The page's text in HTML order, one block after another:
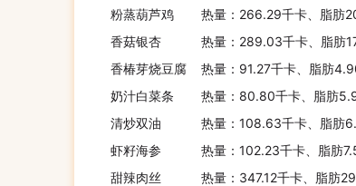
粉蒸葫芦鸡
热量：266.29千卡、脂肪
香菇银杏
热量：289.03千卡、脂肪
香椿芽烧豆腐
热量：91.27千卡、脂肪
奶汁白菜条
热量：80.80千卡、脂肪
清炒双油
热量：108.63千卡、脂肪
虾籽海参
热量：102.23千卡、脂肪
甜辣肉丝
热量：347.12千卡、脂肪